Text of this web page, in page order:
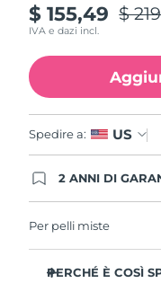
$ 155,49 $ 219
IVA e dazi incl.
Spedire a: US
2 ANNI DI
che, in caso di
gratuitamente.
Per pelli miste
PERCHÉ È COSÌ